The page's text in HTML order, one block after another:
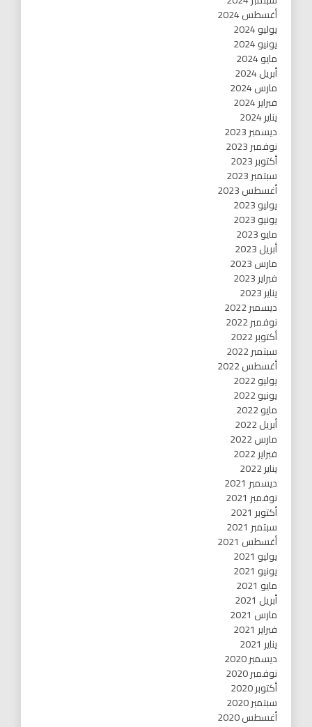
أغسطس 2024
يوليو 2024
يونيو 2024
مايو 2024
أبريل 2024
مارس 2024
فبراير 2024
يناير 2024
ديسمبر 2023
نوفمبر 2023
أكتوبر 2023
سبتمبر 2023
أغسطس 2023
يوليو 2023
يونيو 2023
مايو 2023
أبريل 2023
مارس 2023
فبراير 2023
يناير 2023
ديسمبر 2022
نوفمبر 2022
أكتوبر 2022
سبتمبر 2022
أغسطس 2022
يوليو 2022
يونيو 2022
مايو 2022
أبريل 2022
مارس 2022
فبراير 2022
يناير 2022
ديسمبر 2021
نوفمبر 2021
أكتوبر 2021
سبتمبر 2021
أغسطس 2021
يوليو 2021
يونيو 2021
مايو 2021
أبريل 2021
مارس 2021
فبراير 2021
يناير 2021
ديسمبر 2020
نوفمبر 2020
أكتوبر 2020
سبتمبر 2020
أغسطس 2020